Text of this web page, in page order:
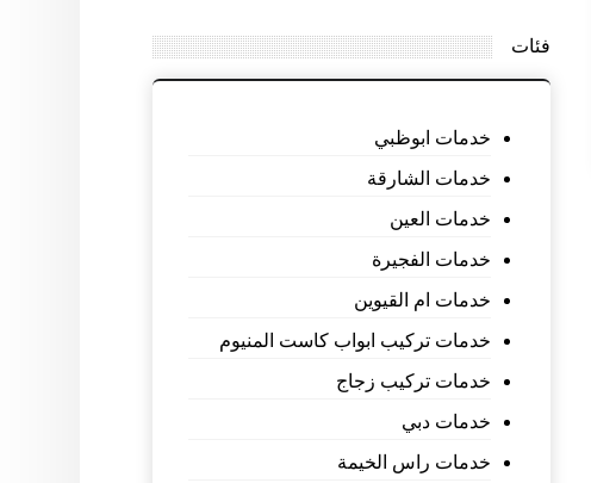
فئات
خدمات ابوظبي
خدمات الشارقة
خدمات العين
خدمات الفجيرة
خدمات ام القيوين
خدمات تركيب ابواب كاست المنيوم
خدمات تركيب زجاج
خدمات دبي
خدمات راس الخيمة